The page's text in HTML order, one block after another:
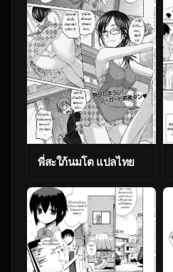
พี่สะใภ้นมโต แปลไทย